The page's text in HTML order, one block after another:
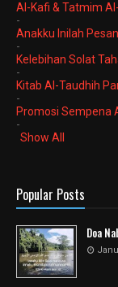
Al-Kafi & Tatmim
-
Anakku Inilah
-
Kelebihan Solat
-
Kitab Al-Taudhih
-
Promosi Sempena
-
Show All
Popular Posts
Doa